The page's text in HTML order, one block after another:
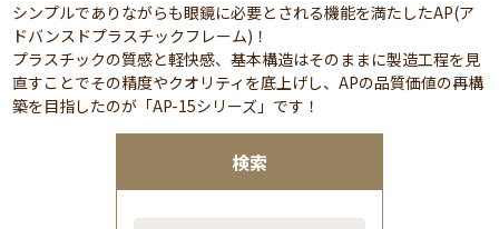
検索
シンプルでありながらも眼鏡に必要とされる機能を満たしたAP(ア
ドバンスドプラスチックフレーム)！
プラスチックの質感と軽快感、基本構造はそのままに製造工程を見
直すことでその精度やクオリティを底上げし、APの品質価値の再構
築を目指したのが「AP-15シリーズ」です！